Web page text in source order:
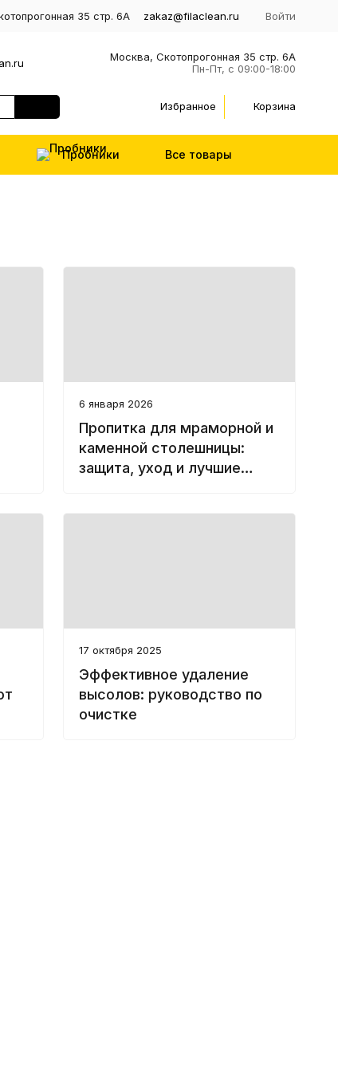
35 стр. 6А zakaz@filaclean.ru Войти
Москва, Скотопрогонная 35 стр. 6А
Пн-Пт, с 09:00-18:00
Избранное Корзина
Пробники Все товары
6 января 2026
Пропитка для мраморной и
каменной столешницы:
защита, уход и лучшие
17 октября 2025
Эффективное удаление
высолов: руководство по
очистке